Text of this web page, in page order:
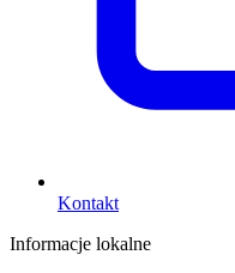
Kontakt
Informacje lokalne